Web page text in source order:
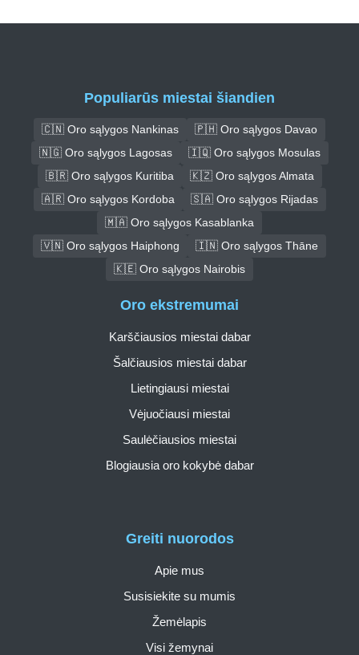
Populiarūs miestai šiandien
🇨🇳 Oro sąlygos Nankinas
🇵🇭 Oro sąlygos Davao
🇳🇬 Oro sąlygos Lagosas
🇮🇶 Oro sąlygos Mosulas
🇧🇷 Oro sąlygos Kuritiba
🇰🇿 Oro sąlygos Almata
🇦🇷 Oro sąlygos Kordoba
🇸🇦 Oro sąlygos Rijadas
🇲🇦 Oro sąlygos Kasablanka
🇻🇳 Oro sąlygos Haiphong
🇮🇳 Oro sąlygos Thāne
🇰🇪 Oro sąlygos Nairobis
Greiti nuorodos
Apie mus
Susisiekite su mumis
Žemėlapis
Visi žemynai
Oro ekstremumai
Karščiausios miestai dabar
Šalčiausios miestai dabar
Lietingiausi miestai
Vėjuočiausi miestai
Saulėčiausios miestai
Blogiausia oro kokybė dabar